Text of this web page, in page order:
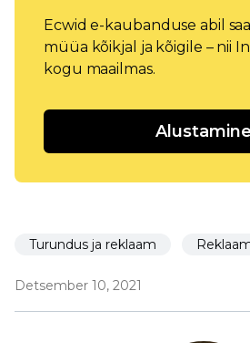
Ecwid e-kaubanduse abil
müüa kõikjal ja kõigile – nii
kogu maailmas.
Alustamine
Turundus ja reklaam
Detsember 10, 2021